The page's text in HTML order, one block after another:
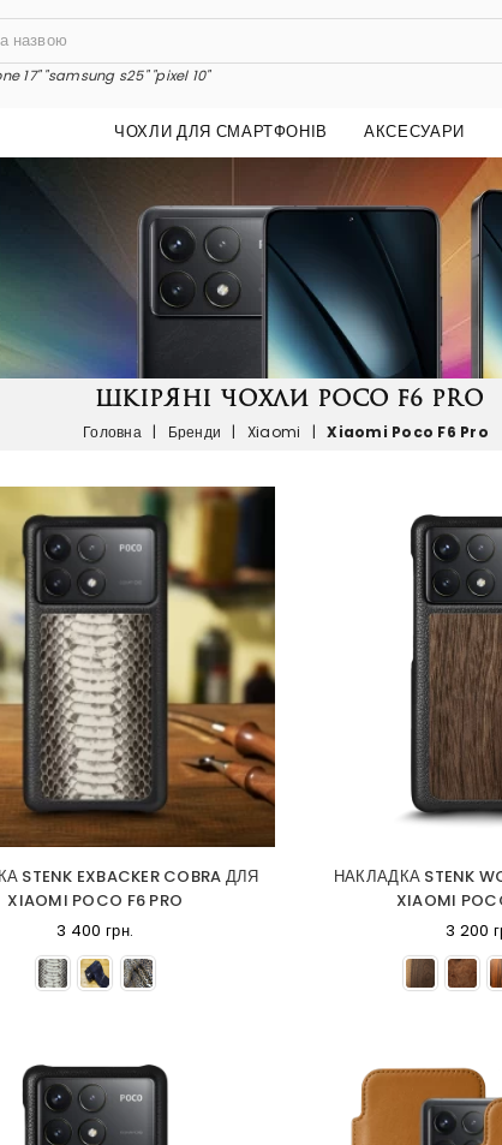
17" "samsung s25" "pixel 10"
ЧОХЛИ ДЛЯ СМАРТФОНІВ АКСЕСУАРИ
ШКІРЯНІ ЧОХЛИ POCO F6 PRO
Головна | Бренди | Xiaomi | Xiaomi Poco F6 Pro
STENK EXBACKER COBRA ДЛЯ
XIAOMI POCO F6 PRO
3 400 грн.
НАКЛАДКА STENK
XIAOMI
3 200